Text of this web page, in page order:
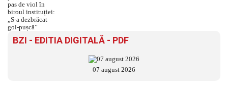
BZI - EDITIA DIGITALĂ - PDF
07 august 2026